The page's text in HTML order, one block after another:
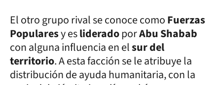
El otro grupo rival se conoce comoFuerzas
Popularesy eslideradoporAbu Shabab
con alguna influencia en elsur del
territorio. A esta facción se le atribuye la
distribución de ayuda humanitaria, con la